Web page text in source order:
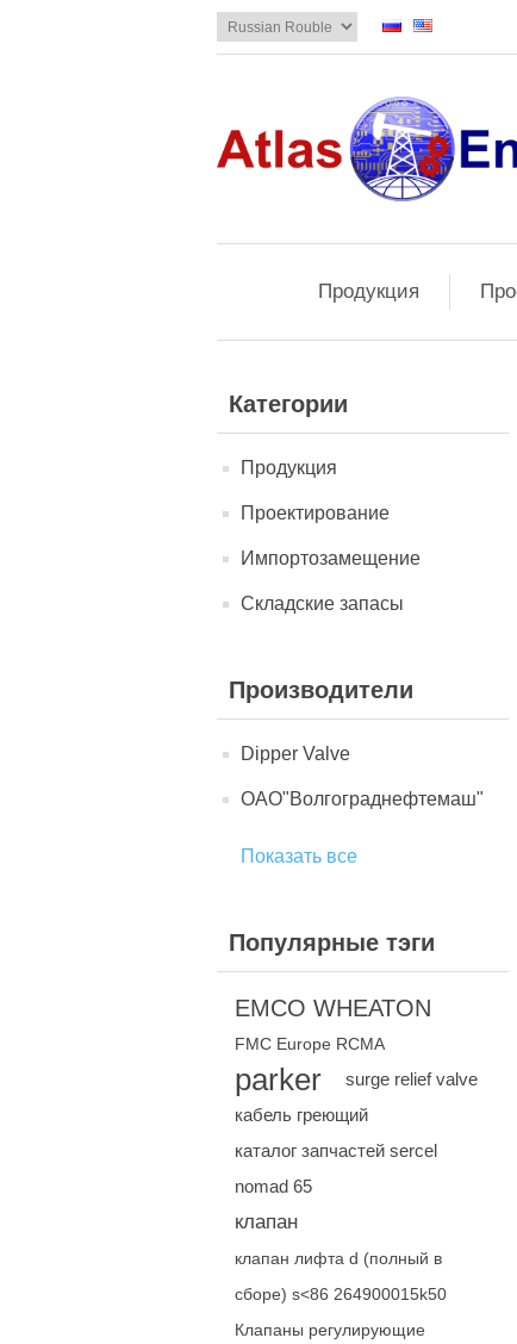
Продукция
Категории
Продукция
Проектирование
Импортозамещение
Складские запасы
Производители
Dipper Valve
ОАО"Волгограднефтемаш"
Показать все
Популярные тэги
EMCO WHEATON
FMC Europe RCMA
parker
surge relief valve
кабель греющий
каталог запчастей sercel
nomad 65
клапан
клапан лифта d (полный в
сборе) s<86 264900015k50
Клапаны регулирующие